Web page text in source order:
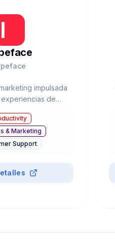
impulsada
de
& Marketing
Support